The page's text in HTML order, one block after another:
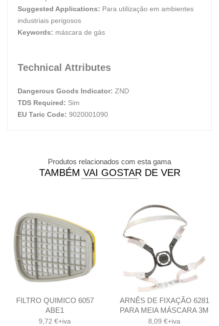
Suggested Applications: Para utilização em ambientes
industriais perigosos
Keywords: máscara de gás
Technical Attributes
Dangerous Goods Indicator: ZND
TDS Required: Sim
EU Taric Code: 9020001090
Produtos relacionados com esta gama
TAMBÉM VAI GOSTAR DE VER
FILTRO QUIMICO 6057
ABE1
9,72 €+iva
ARNÊS DE FIXAÇÃO 6281
PARA MEIA MÁSCARA 3M
8,09 €+iva